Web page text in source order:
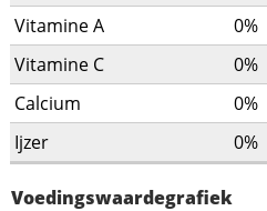
Vitamine A
0%
Vitamine C
0%
Calcium
0%
Ijzer
0%
Voedingswaardegrafiek